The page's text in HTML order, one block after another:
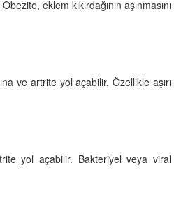
eklem kıkırdağının aşınmasını
ve artrite yol açabilir. Özellikle aşırı
yol açabilir. Bakteriyel veya viral